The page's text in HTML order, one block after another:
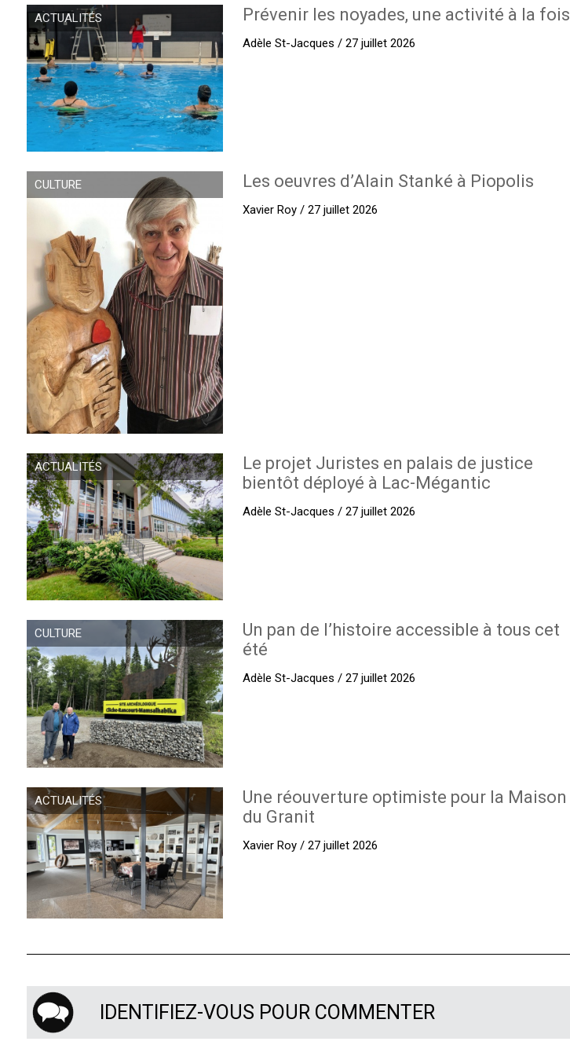
ACTUALITÉS Prévenir les noyades, une activité à la fois
Adèle St-Jacques / 27 juillet 2026
CULTURE Les oeuvres d’Alain Stanké à Piopolis
Xavier Roy / 27 juillet 2026
ACTUALITÉS
Le projet Juristes en palais de justice
bientôt déployé à Lac-Mégantic
Adèle St-Jacques / 27 juillet 2026
CULTURE
Un pan de l’histoire accessible à tous cet
été
Adèle St-Jacques / 27 juillet 2026
ACTUALITÉS
Une réouverture optimiste pour la Maison
du Granit
Xavier Roy / 27 juillet 2026
IDENTIFIEZ-VOUS POUR COMMENTER